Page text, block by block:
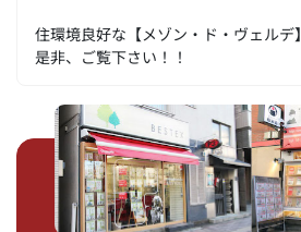
住環境良好な【メゾン・ド・ヴェルデ】
是非、ご覧下さい！！